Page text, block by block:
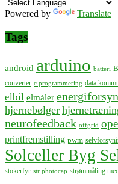
Powered by Translate
Tags
android arduino batteri
converter c programmering data
elbil elmåler
hjernebølger
neurofeedback offgrid
printfremstilling pwm
Solceller Byg
stokerfyr str photocap strømmåling